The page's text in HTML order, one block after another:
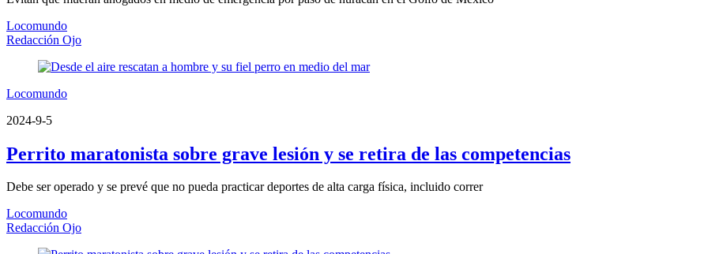
Locomundo
Redacción Ojo
Locomundo
2024-9-5
Perrito maratonista sobre grave lesión y se retira de las competencias
Debe ser operado y se prevé que no pueda practicar deportes de alta carga física, incluido correr
Locomundo
Redacción Ojo